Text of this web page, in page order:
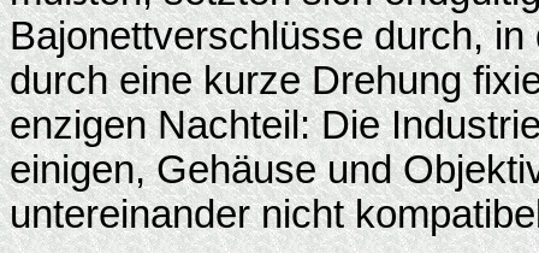
Bajonettverschlüsse durch,
durch eine kurze Drehung
enzigen Nachteil: Die
einigen, Gehäuse und
untereinander nicht